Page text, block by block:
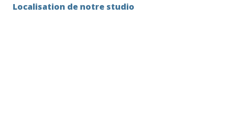
Localisation de notre studio